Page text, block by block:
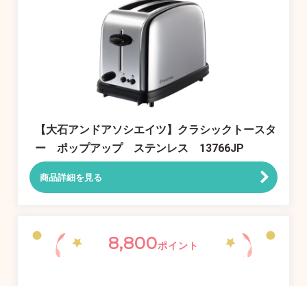
【大石アンドアソシエイツ】クラシックトースタ
ー ポップアップ ステンレス 13766JP
商品詳細を見る
8,800ポイント